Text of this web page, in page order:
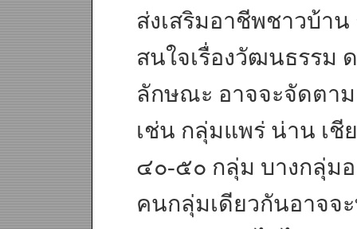
ส่งเสริมอาชีพชาวบ้า
สนใจเรื่องวัฒนธรรม
ลักษณะ อาจจะจัดตา
เช่น กลุ่มแพร่ น่าน เชี
๔๐-๕๐ กลุ่ม บางกลุ่ม
คนกลุ่มเดียวกันอาจจ